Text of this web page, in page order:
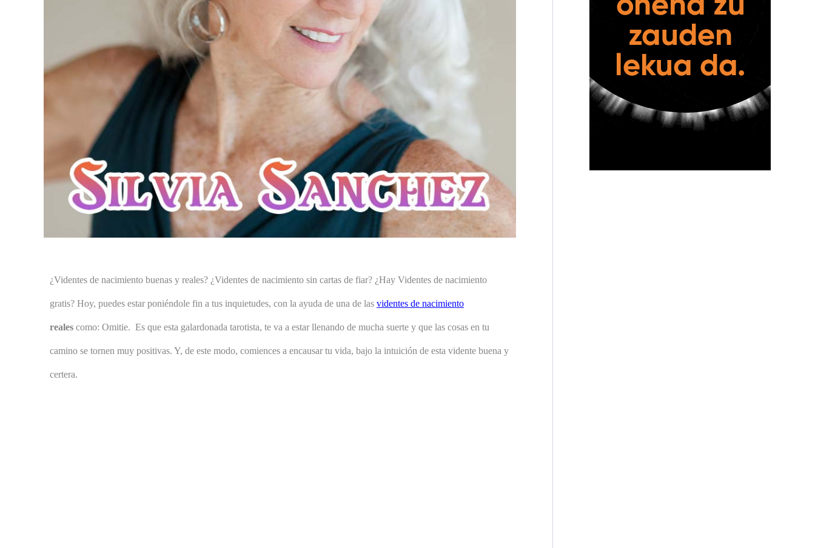
¿Videntes de nacimiento buenas y reales? ¿Videntes de nacimiento sin cartas de fiar? ¿Hay Videntes de nacimiento
gratis? Hoy, puedes estar poniéndole fin a tus inquietudes, con la ayuda de una de las videntes de nacimiento
reales como: Omitie. Es que esta galardonada tarotista, te va a estar llenando de mucha suerte y que las cosas en tu
camino se tornen muy positivas. Y, de este modo, comiences a encausar tu vida, bajo la intuición de esta vidente buena y
certera.